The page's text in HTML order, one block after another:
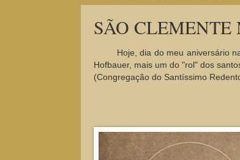
SÃO CLEMENTE
Hoje, dia do meu aniversário
Hofbauer, mais um do "rol" dos
(Congregação do Santíssimo